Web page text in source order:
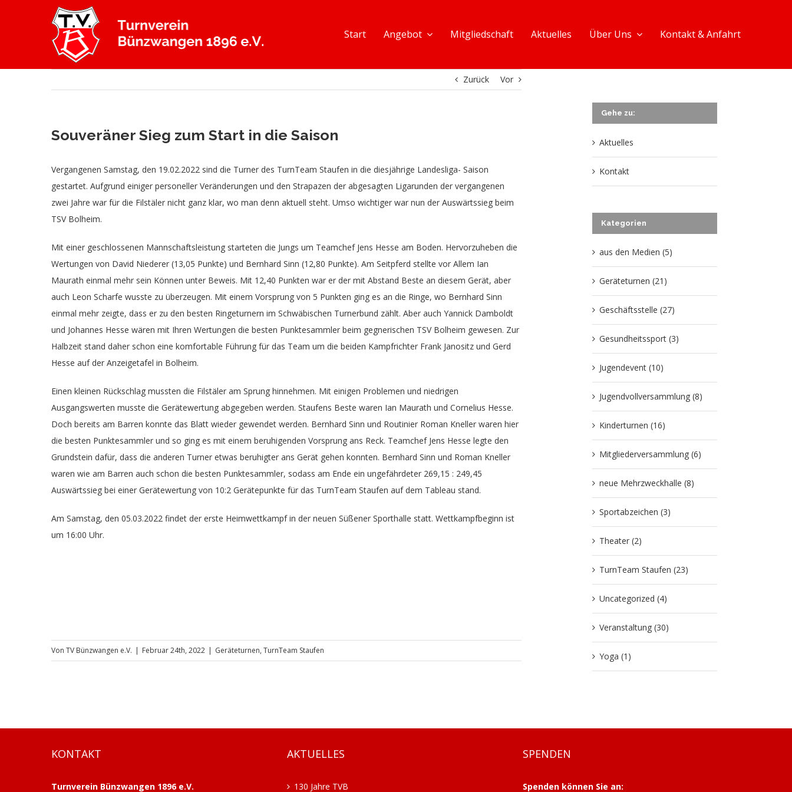
Start Angebot Mitgliedschaft Aktuelles Über Uns Kontakt & Anfahrt
Zurück Vor
Souveräner Sieg zum Start in die Saison
Vergangenen Samstag, den 19.02.2022 sind die Turner des TurnTeam Staufen in die diesjährige Landesliga- Saison
gestartet. Aufgrund einiger personeller Veränderungen und den Strapazen der abgesagten Ligarunden der vergangenen
zwei Jahre war für die Filstäler nicht ganz klar, wo man denn aktuell steht. Umso wichtiger war nun der Auswärtssieg beim
TSV Bolheim.
Mit einer geschlossenen Mannschaftsleistung starteten die Jungs um Teamchef Jens Hesse am Boden. Hervorzuheben die
Wertungen von David Niederer (13,05 Punkte) und Bernhard Sinn (12,80 Punkte). Am Seitpferd stellte vor Allem Ian
Maurath einmal mehr sein Können unter Beweis. Mit 12,40 Punkten war er der mit Abstand Beste an diesem Gerät, aber
auch Leon Scharfe wusste zu überzeugen. Mit einem Vorsprung von 5 Punkten ging es an die Ringe, wo Bernhard Sinn
einmal mehr zeigte, dass er zu den besten Ringeturnern im Schwäbischen Turnerbund zählt. Aber auch Yannick Damboldt
und Johannes Hesse wären mit Ihren Wertungen die besten Punktesammler beim gegnerischen TSV Bolheim gewesen. Zur
Halbzeit stand daher schon eine komfortable Führung für das Team um die beiden Kampfrichter Frank Janositz und Gerd
Hesse auf der Anzeigetafel in Bolheim.
Einen kleinen Rückschlag mussten die Filstäler am Sprung hinnehmen. Mit einigen Problemen und niedrigen
Ausgangswerten musste die Gerätewertung abgegeben werden. Staufens Beste waren Ian Maurath und Cornelius Hesse.
Doch bereits am Barren konnte das Blatt wieder gewendet werden. Bernhard Sinn und Routinier Roman Kneller waren hier
die besten Punktesammler und so ging es mit einem beruhigenden Vorsprung ans Reck. Teamchef Jens Hesse legte den
Grundstein dafür, dass die anderen Turner etwas beruhigter ans Gerät gehen konnten. Bernhard Sinn und Roman Kneller
waren wie am Barren auch schon die besten Punktesammler, sodass am Ende ein ungefährdeter 269,15 : 249,45
Auswärtssieg bei einer Gerätewertung von 10:2 Gerätepunkte für das TurnTeam Staufen auf dem Tableau stand.
Am Samstag, den 05.03.2022 findet der erste Heimwettkampf in der neuen Süßener Sporthalle statt. Wettkampfbeginn ist
um 16:00 Uhr.
Von TV Bünzwangen e.V. | Februar 24th, 2022 | Geräteturnen, TurnTeam Staufen
Gehe zu:
Aktuelles
Kontakt
Kategorien
aus den Medien (5)
Geräteturnen (21)
Geschäftsstelle (27)
Gesundheitssport (3)
Jugendevent (10)
Jugendvollversammlung (8)
Kinderturnen (16)
Mitgliederversammlung (6)
neue Mehrzweckhalle (8)
Sportabzeichen (3)
Theater (2)
TurnTeam Staufen (23)
Uncategorized (4)
Veranstaltung (30)
Yoga (1)
KONTAKT
Turnverein Bünzwangen 1896 e.V.
AKTUELLES
130 Jahre TVB
SPENDEN
Spenden können Sie an: